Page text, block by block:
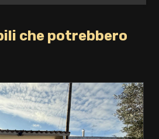
che potrebbero